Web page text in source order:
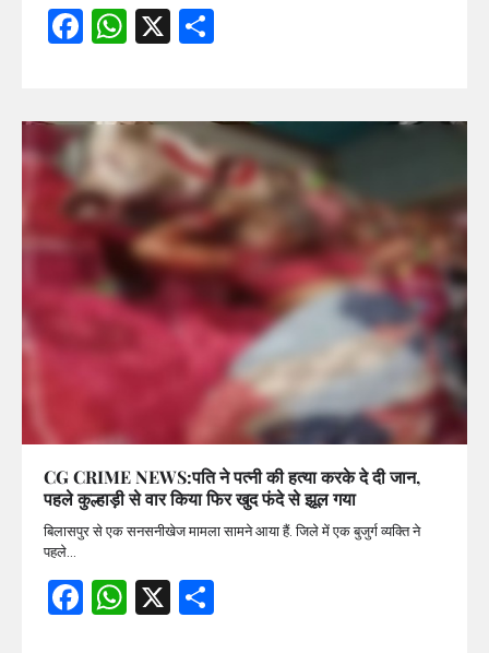
Facebook
WhatsApp
X
CG CRIME NEWS:पति ने पत्नी की हत्या करके दे दी जान,
पहले कुल्हाड़ी से वार किया फिर खुद फंदे से झूल गया
बिलासपुर से एक सनसनीखेज मामला सामने आया हैं. जिले में एक बुजुर्ग व्यक्ति ने
पहले…
Facebook
WhatsApp
X